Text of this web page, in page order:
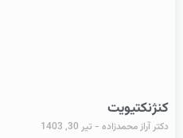
کنژنکتیویت
دکتر آراز محمدزاده تیر 30, 1403